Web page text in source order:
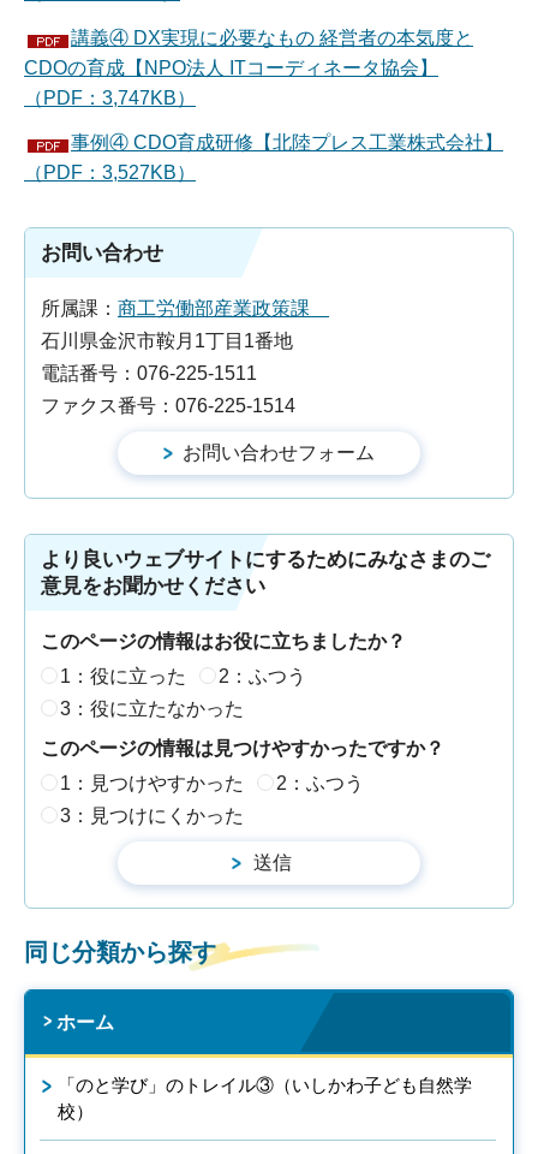
講義④ DX実現に必要なもの 経営者の本気度と
CDOの育成【NPO法人 ITコーディネータ協会】
（PDF：3,747KB）
事例④ CDO育成研修【北陸プレス工業株式会社】
（PDF：3,527KB）
お問い合わせ
所属課： 商工労働部産業政策課
石川県金沢市鞍月1丁目1番地
電話番号：076-225-1511
ファクス番号：076-225-1514
より良いウェブサイトにするためにみなさまのご
意見をお聞かせください
このページの情報はお役に立ちましたか？
1：役に立った
2：ふつう
3：役に立たなかった
このページの情報は見つけやすかったですか？
1：見つけやすかった
2：ふつう
3：見つけにくかった
同じ分類から探す
ホーム
「のと学び」のトレイル③（いしかわ子ども自然学
校）